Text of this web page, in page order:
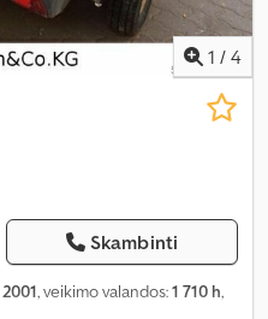
1 / 4
Skambinti
2001, veikimo valandos:1 710 h,